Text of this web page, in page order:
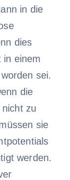
in die
dies
in einem
sei.
die
zu
sie
werden.